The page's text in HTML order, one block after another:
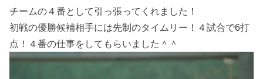
チームの４番として引っ張ってくれました！
初戦の優勝候補相手には先制のタイムリー！４試合で6打
点！４番の仕事をしてもらいました＾＾